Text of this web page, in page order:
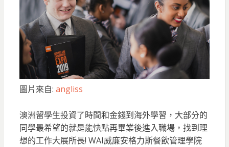
圖片來自: angliss
澳洲留學生投資了時間和金錢到海外學習，大部分的
同學最希望的就是能快點再畢業後進入職場，找到理
想的工作大展所長! WAI威廉安格力斯餐飲管理學院